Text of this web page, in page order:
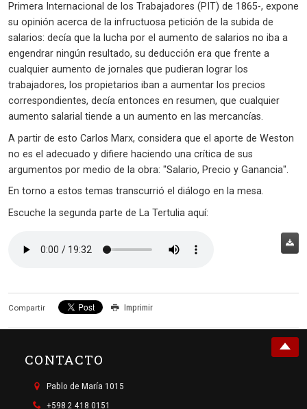
Primera Internacional de los Trabajadores (PIT) de 1865-, expone
su opinión acerca de la infructuosa petición de la subida de
salarios: decía que la lucha por el aumento de salarios no iba a
engendrar ningún resultado, su deducción era que frente a
cualquier aumento de jornales que pudieran lograr los
trabajadores, los propietarios iban a aumentar los precios
correspondientes, decía entonces en resumen, que cualquier
aumento salarial tiende a un aumento en las mercancías.
A partir de esto Carlos Marx, considera que el aporte de Weston
no es el adecuado y difiere haciendo una crítica de sus
argumentos por medio de la obra: "Salario, Precio y Ganancia".
En torno a estos temas transcurrió el diálogo en la mesa.
Escuche la segunda parte de La Tertulia aquí:
Compartir Imprimir
CONTACTO
Pablo de María 1015
+598 2 418 0151